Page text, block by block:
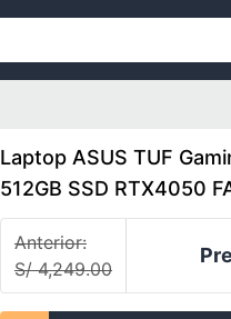
Laptop ASUS TUF
512GB SSD RTX4050
Anterior:
S/ 4,249.00